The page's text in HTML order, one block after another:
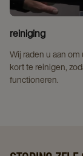
reiniging
Wij raden u aan
kort te reinigen,
functioneren.